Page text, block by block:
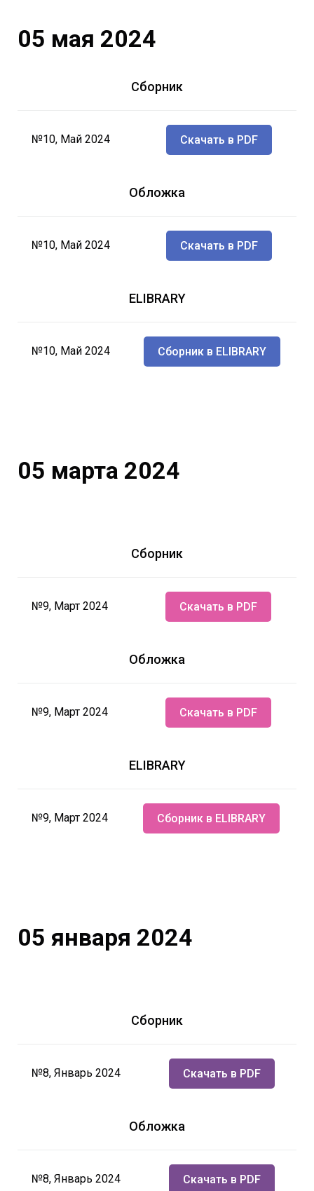
05 мая 2024
Сборник
№10, Май 2024 Скачать в PDF
Обложка
№10, Май 2024 Скачать в PDF
ELIBRARY
№10, Май 2024 Сборник в ELIBRARY
05 марта 2024
Сборник
№9, Март 2024 Скачать в PDF
Обложка
№9, Март 2024 Скачать в PDF
ELIBRARY
№9, Март 2024 Сборник в ELIBRARY
05 января 2024
Сборник
№8, Январь 2024 Скачать в PDF
Обложка
№8, Январь 2024 Скачать в PDF